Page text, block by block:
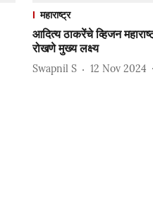
महाराष्ट्र
आदित्य ठाकरेंचे व्हिजन
रोखणे मुख्य लक्ष्य
Swapnil S 12 Nov 2024